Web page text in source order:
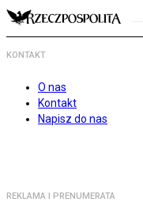
KONTAKT
O nas
Kontakt
Napisz do nas
REKLAMA I PRENUMERATA